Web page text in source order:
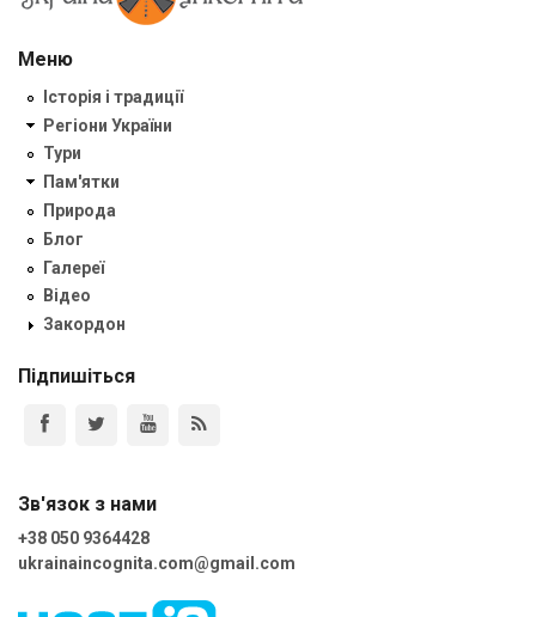
Меню
Історія і традиції
Регіони України
Тури
Пам'ятки
Природа
Блог
Галереї
Відео
Закордон
Підпишіться
Зв'язок з нами
+38 050 9364428
ukrainaincognita.com@gmail.com